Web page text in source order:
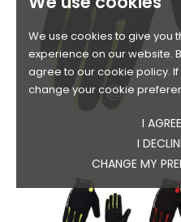
We use cookies to give you
experience on our website.
agree to our cookie policy.
change your cookie
I AGREE
I
CHANGE MY